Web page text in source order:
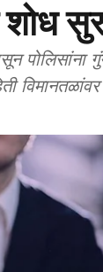
शोध